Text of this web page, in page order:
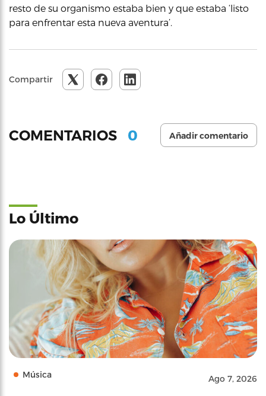
resto de su organismo estaba bien y que estaba ‘listo
para enfrentar esta nueva aventura’.
Compartir
COMENTARIOS 0 Añadir comentario
Lo Último
Música Ago 7, 2026